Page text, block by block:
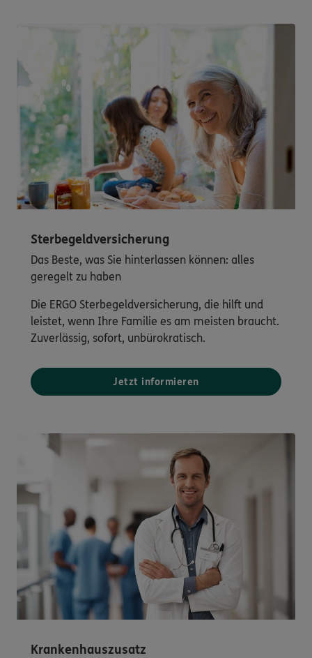
Sterbegeldversicherung
Das Beste, was Sie hinterlassen können: alles
geregelt zu haben
Die ERGO Sterbegeldversicherung, die hilft und
leistet, wenn Ihre Familie es am meisten braucht.
Zuverlässig, sofort, unbürokratisch.
Jetzt informieren
Krankenhauszusatz